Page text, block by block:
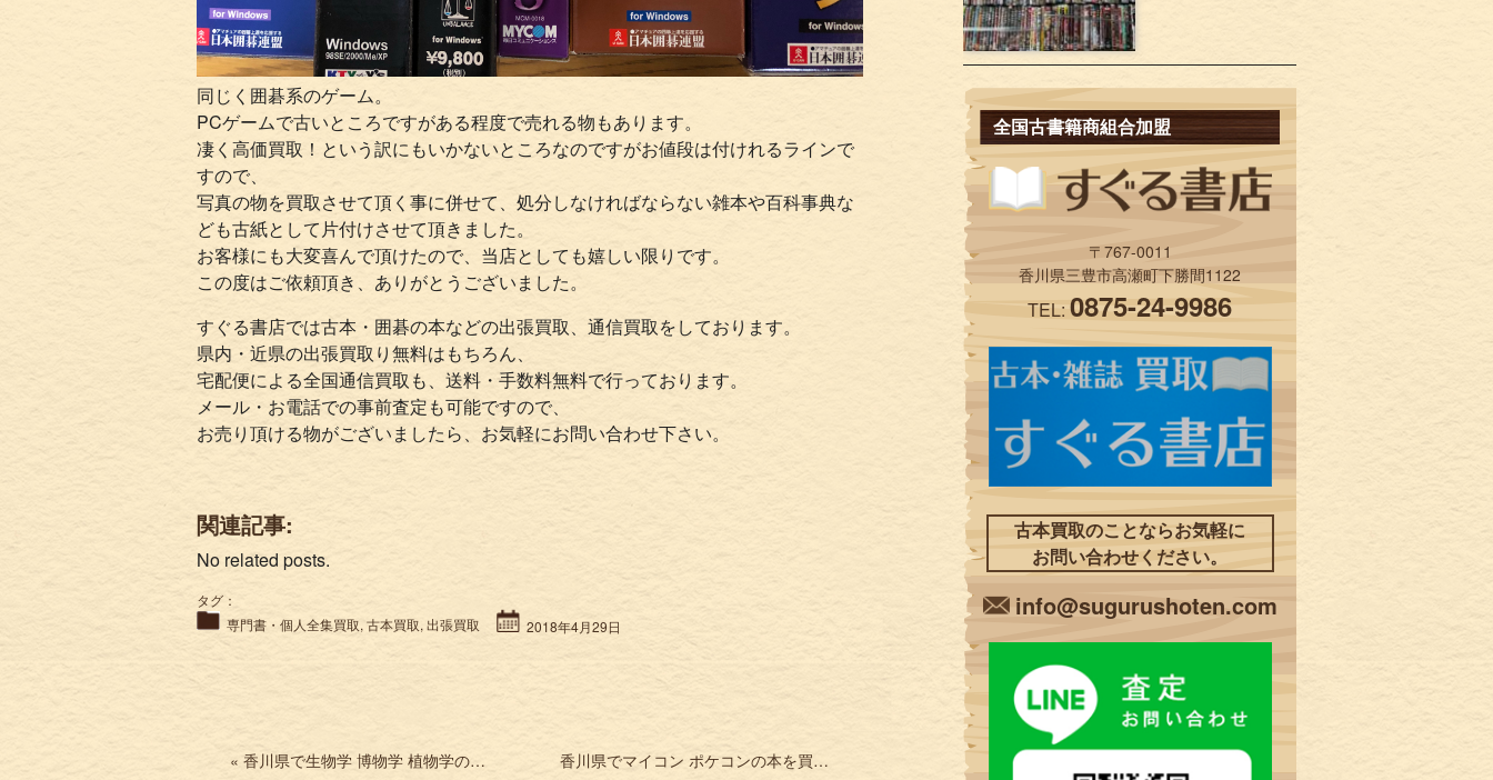
同じく囲碁系のゲーム。
PCゲームで古いところですがある程度で売れる物もあります。
凄く高価買取！という訳にもいかないところなのですがお値段は付けれるラインで
すので、
写真の物を買取させて頂く事に併せて、処分しなければならない雑本や百科事典な
ども古紙として片付けさせて頂きました。
お客様にも大変喜んで頂けたので、当店としても嬉しい限りです。
この度はご依頼頂き、ありがとうございました。
すぐる書店では古本・囲碁の本などの出張買取、通信買取をしております。
県内・近県の出張買取り無料はもちろん、
宅配便による全国通信買取も、送料・手数料無料で行っております。
メール・お電話での事前査定も可能ですので、
お売り頂ける物がございましたら、お気軽にお問い合わせ下さい。
関連記事:
No related posts.
タグ：
専門書・個人全集買取, 古本買取, 出張買取 2018年4月29日
« 香川県で生物学 博物学 植物学の本を出張買取 南方熊楠全集など 香川県でマイコン ポケコンの本を買取 Oh!MZ オーエムゼット Oh!X オーエックスなど »
全国古書籍商組合加盟
〒767-0011
香川県三豊市高瀬町下勝間1122
TEL:0875-24-9986
古本買取のことならお気軽に
お問い合わせください。
info@sugurushoten.com